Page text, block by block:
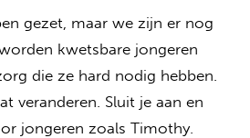
gezet, maar we zijn er nog
kwetsbare jongeren
die ze hard nodig hebben.
veranderen. Sluit je aan en
jongeren zoals Timothy.